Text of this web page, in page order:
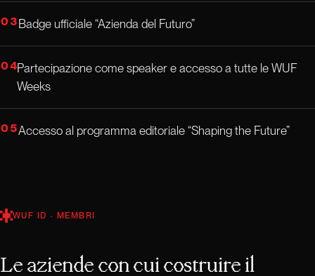
03Badge ufficiale “Azienda del Futuro”
04Partecipazione come speaker e accesso a tutte le WUF
Weeks
05Accesso al programma editoriale “Shaping the Future”
WUF ID · MEMBRI
Le aziende con cui costruire il